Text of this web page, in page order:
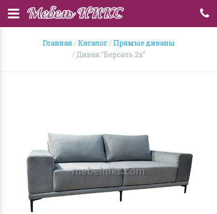
Главная Каталог
Прямые диваны
Диван "Версаль 2х"